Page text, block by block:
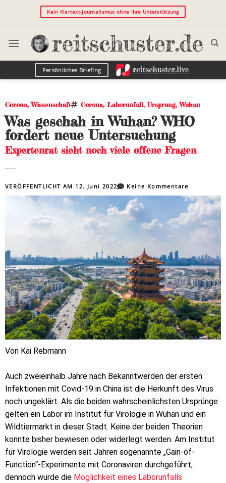
Kein Klartext-Journalismus ohne Ihre Unterstützung
Persönliches Briefing
Corona,Wissenschaft Corona, Laborunfall,Ursprung,Wuhan
Was geschah in Wuhan? WHO
fordert neue Untersuchung
Expertenrat sieht noch viele offene Fragen
VERÖFFENTLICHT AM 12. Juni 2022 Keine Kommentare
Von Kai Rebmann
Auch zweieinhalb Jahre nach Bekanntwerden der ersten
Infektionen mit Covid-19 in China ist die Herkunft des Virus
noch ungeklärt. Als die beiden wahrscheinlichsten Ursprünge
gelten ein Labor im Institut für Virologie in Wuhan und ein
Wildtiermarkt in dieser Stadt. Keine der beiden Theorien
konnte bisher bewiesen oder widerlegt werden. Am Institut
für Virologie werden seit Jahren sogenannte „Gain-of-
Function“-Experimente mit Coronaviren durchgeführt,
dennoch wurde die Möglichkeit eines Laborunfalls